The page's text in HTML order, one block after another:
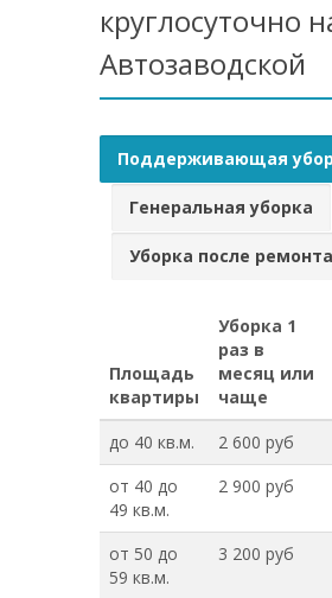
круглосуточно
Автозаводской
Поддерживающая
Генеральная уборка
Уборка после ремонта
Площадь
квартиры
Уборка 1
раз в
месяц или
чаще
до 40 кв.м.
2 600 руб
от 40 до
49 кв.м.
2 900 руб
от 50 до
59 кв.м.
3 200 руб